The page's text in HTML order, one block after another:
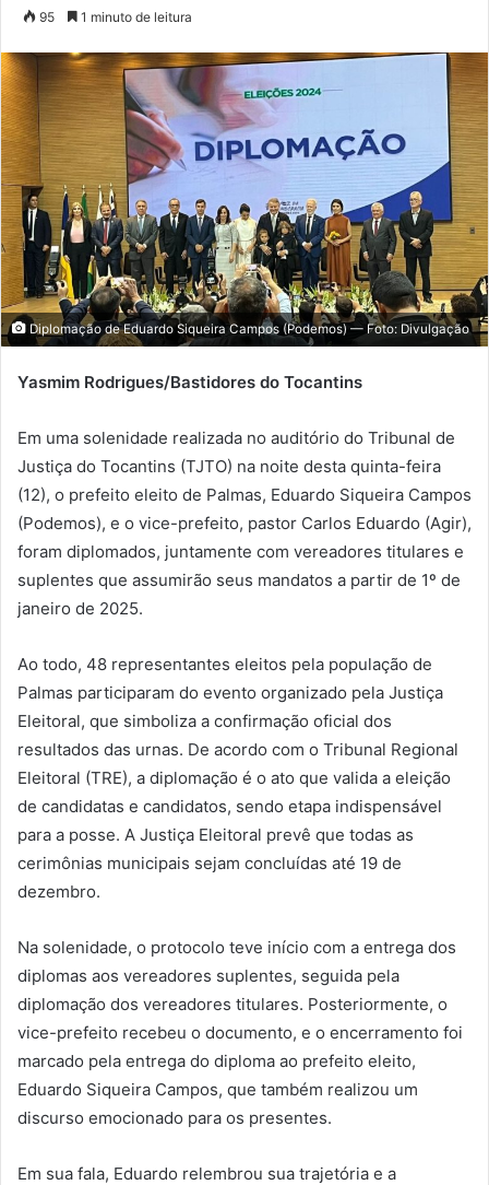
d
u
m
e
m
a
i
l
95 1 minuto de leitura
Diplomação de Eduardo Siqueira Campos (Podemos) — Foto: Divulgação
Yasmim Rodrigues/Bastidores do Tocantins
Em uma solenidade realizada no auditório do Tribunal de
Justiça do Tocantins (TJTO) na noite desta quinta-feira
(12), o prefeito eleito de Palmas, Eduardo Siqueira Campos
(Podemos), e o vice-prefeito, pastor Carlos Eduardo (Agir),
foram diplomados, juntamente com vereadores titulares e
suplentes que assumirão seus mandatos a partir de 1º de
janeiro de 2025.
Ao todo, 48 representantes eleitos pela população de
Palmas participaram do evento organizado pela Justiça
Eleitoral, que simboliza a confirmação oficial dos
resultados das urnas. De acordo com o Tribunal Regional
Eleitoral (TRE), a diplomação é o ato que valida a eleição
de candidatas e candidatos, sendo etapa indispensável
para a posse. A Justiça Eleitoral prevê que todas as
cerimônias municipais sejam concluídas até 19 de
dezembro.
Na solenidade, o protocolo teve início com a entrega dos
diplomas aos vereadores suplentes, seguida pela
diplomação dos vereadores titulares. Posteriormente, o
vice-prefeito recebeu o documento, e o encerramento foi
marcado pela entrega do diploma ao prefeito eleito,
Eduardo Siqueira Campos, que também realizou um
discurso emocionado para os presentes.
Em sua fala, Eduardo relembrou sua trajetória e a